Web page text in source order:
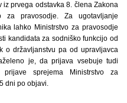
prvega odstavka 8. člena Zakona
za pravosodje. Za ugotavljanje
lahko Ministrstvo za pravosodje
kandidata za sodniško funkcijo od
o državljanstvu pa od upravljavca
je, da prijava vsebuje tudi
sprejema Ministrstvo za
dni po objavi.